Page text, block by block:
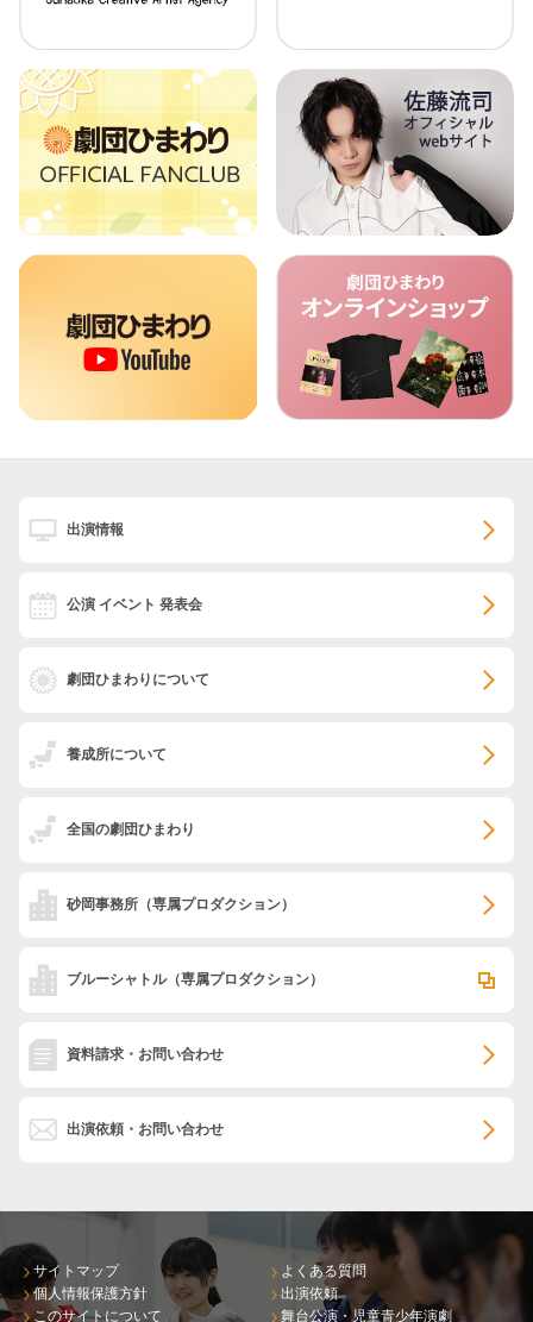
出演情報
公演 イベント 発表会
劇団ひまわりについて
養成所について
全国の劇団ひまわり
砂岡事務所 （専属プロダクション）
ブルーシャトル（専属プロダクション）
資料請求・お問い合わせ
出演依頼・お問い合わせ
サイトマップ
個人情報保護方針
このサイトについて
よくある質問
出演依頼
舞台公演・児童青少年演劇